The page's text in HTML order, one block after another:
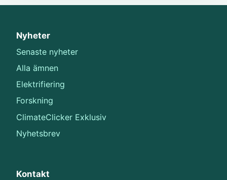
Nyheter
Senaste nyheter
Alla ämnen
Elektrifiering
Forskning
ClimateClicker Exklusiv
Nyhetsbrev
Kontakt